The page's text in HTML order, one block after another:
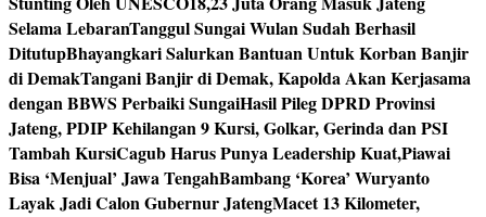
Selama LebaranTanggul Sungai Wulan Sudah Berhasil
DitutupBhayangkari Salurkan Bantuan Untuk Korban Banjir
di DemakTangani Banjir di Demak, Kapolda Akan Kerjasama
dengan BBWS Perbaiki SungaiHasil Pileg DPRD Provinsi
Jateng, PDIP Kehilangan 9 Kursi, Golkar, Gerinda dan PSI
Tambah KursiCagub Harus Punya Leadership Kuat,Piawai
Bisa ‘Menjual’ Jawa TengahBambang ‘Korea’ Wuryanto
Layak Jadi Calon Gubernur JatengMacet 13 Kilometer,